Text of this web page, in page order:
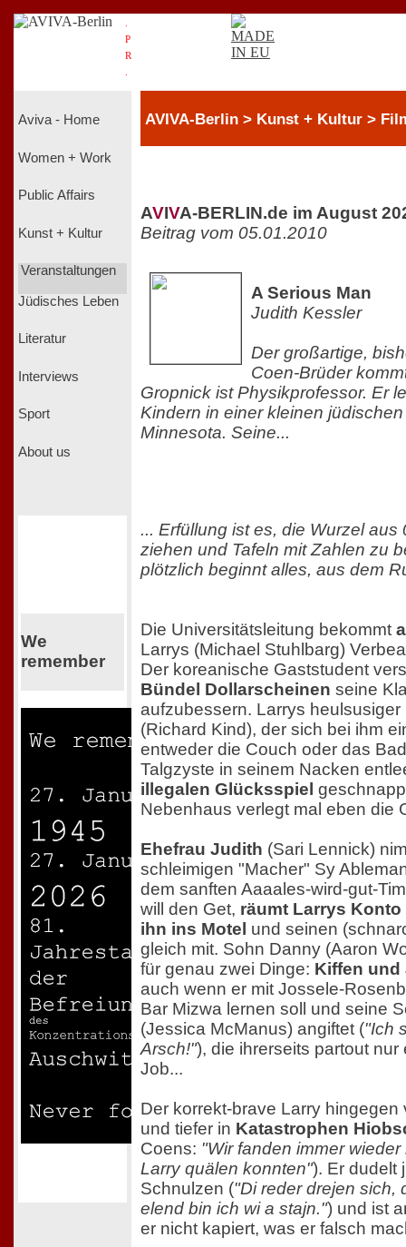
P
R
Aviva - Home
Women + Work
Public Affairs
Kunst + Kultur
Veranstaltungen
Jüdisches Leben
Literatur
Interviews
Sport
About us
We
remember
AVIVA-Berlin > Kunst + Kultur >
AVIVA-BERLIN.de im August
Beitrag vom 05.01.2010
A Serious Man
Judith Kessler
Der großartige,
Coen-Brüder
Gropnick ist Physikprofessor. Er
Kindern in einer kleinen
Minnesota. Seine...
... Erfüllung ist es, die Wurzel aus
ziehen und Tafeln mit Zahlen zu
plötzlich beginnt alles, aus dem
Die Universitätsleitung bekommt
Larrys (Michael Stuhlbarg)
Der koreanische Gaststudent
Bündel Dollarscheinen seine
aufzubessern. Larrys heulsusiger
(Richard Kind), der sich bei ihm
entweder die Couch oder das
Talgzyste in seinem Nacken
illegalen Glücksspiel
Nebenhaus verlegt mal eben die
Ehefrau Judith (Sari Lennick)
schleimigen "Macher" Sy
dem sanften Aaaales-wird-gut-
will den Get, räumt Larrys
ihn ins Motel und seinen
gleich mit. Sohn Danny (Aaron
für genau zwei Dinge: Kiffen und
auch wenn er mit Jossele-
Bar Mizwa lernen soll und seine
(Jessica McManus) angiftet ("Ich
Arsch!"), die ihrerseits partout
Job...
Der korrekt-brave Larry hingegen
und tiefer in Katastrophen
Coens: "Wir fanden immer
Larry quälen konnten"). Er dudelt
Schnulzen ("Di reder drejen sich,
elend bin ich wi a stajn.") und ist
er nicht kapiert, was er falsch